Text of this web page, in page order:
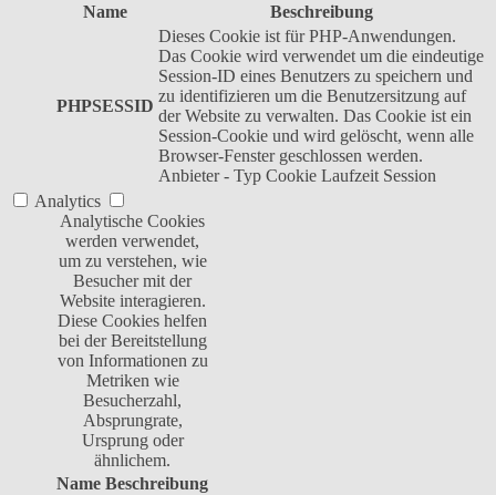
Name
Beschreibung
PHPSESSID
Dieses Cookie ist für PHP-Anwendungen.
Das Cookie wird verwendet um die eindeutige
Session-ID eines Benutzers zu speichern und
zu identifizieren um die Benutzersitzung auf
der Website zu verwalten. Das Cookie ist ein
Session-Cookie und wird gelöscht, wenn alle
Browser-Fenster geschlossen werden.
Anbieter - Typ Cookie Laufzeit Session
Analytics
Analytische Cookies
werden verwendet,
um zu verstehen, wie
Besucher mit der
Website interagieren.
Diese Cookies helfen
bei der Bereitstellung
von Informationen zu
Metriken wie
Besucherzahl,
Absprungrate,
Ursprung oder
ähnlichem.
Name Beschreibung